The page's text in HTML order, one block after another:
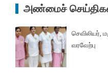
அண்மைச்
செவிலியர்,
வரவேற்பு